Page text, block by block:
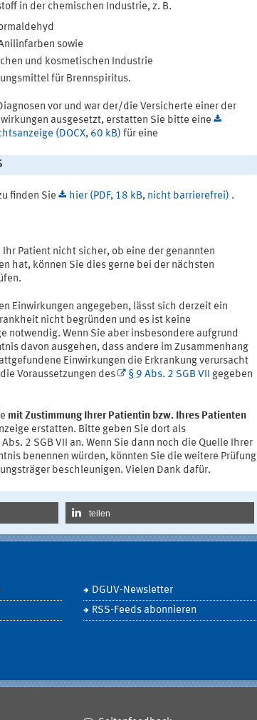
in der chemischen Industrie, z. B.
sowie
und kosmetischen Industrie
für Brennspiritus.
vor und war der/die Versicherte einer der
ausgesetzt, erstatten Sie bitte eine
(DOCX, 60 kB) für eine
finden Sie hier (PDF, 18 kB, nicht barrierefrei) .
Patient nicht sicher, ob eine der genannten
hat, können Sie dies gerne bei der nächsten
Einwirkungen angegeben, lässt sich derzeit ein
nicht begründen und es ist keine
notwendig. Wenn Sie aber insbesondere aufgrund
davon ausgehen, dass andere im Zusammenhang
Einwirkungen die Erkrankung verursacht
Voraussetzungen des
§ 9 Abs. 2 SGB VII gegeben
mit Zustimmung Ihrer Patientin bzw. Ihres Patienten
erstatten. Bitte geben Sie dort als
2 SGB VII an. Wenn Sie dann noch die Quelle Ihrer
benennen würden, könnten Sie die weitere Prüfung
beschleunigen. Vielen Dank dafür.
teilen
DGUV-Newsletter
RSS-Feeds abonnieren